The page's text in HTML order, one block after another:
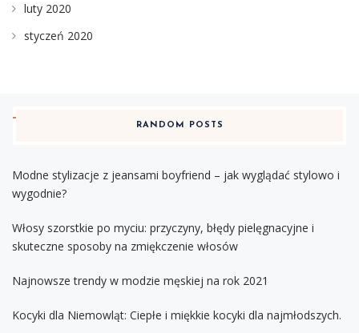
luty 2020
styczeń 2020
RANDOM POSTS
Modne stylizacje z jeansami boyfriend – jak wyglądać stylowo i
wygodnie?
Włosy szorstkie po myciu: przyczyny, błędy pielęgnacyjne i
skuteczne sposoby na zmiękczenie włosów
Najnowsze trendy w modzie męskiej na rok 2021
Kocyki dla Niemowląt: Ciepłe i miękkie kocyki dla najmłodszych.